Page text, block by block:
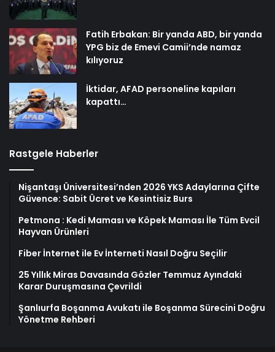
Fatih Erbakan: Bir yanda ABD, bir yanda
YPG biz de Emevi Camii’nde namaz
kılıyoruz
İktidar, AFAD personeline kapıları
kapattı…
Rastgele Haberler
Nişantaşı Üniversitesi’nden 2026 YKS Adaylarına Çifte
Güvence: Sabit Ücret ve Kesintisiz Burs
Petmona : Kedi Maması ve Köpek Maması İle Tüm Evcil
Hayvan Ürünleri
Fiber İnternet ile Ev İnterneti Nasıl Doğru Seçilir
25 Yıllık Miras Davasında Gözler Temmuz Ayındaki
Karar Duruşmasına Çevrildi
Şanlıurfa Boşanma Avukatı ile Boşanma Sürecini Doğru
Yönetme Rehberi